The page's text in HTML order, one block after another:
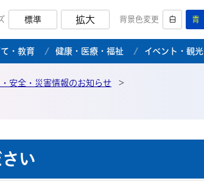
標準 拡大 背景色変更 白 青
・教育 健康・医療・福祉 イベント・観光
・安全・災害情報のお知らせ
>
い